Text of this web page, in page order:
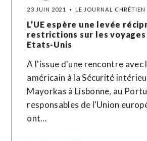
23 JUIN 2021 LE JOURNAL
L’UE espère une levée
restrictions sur les voyages
Etats-Unis
A l'issue d'une rencontre avec
américain à la Sécurité
Mayorkas à Lisbonne, au
responsables de l'Union
ont…